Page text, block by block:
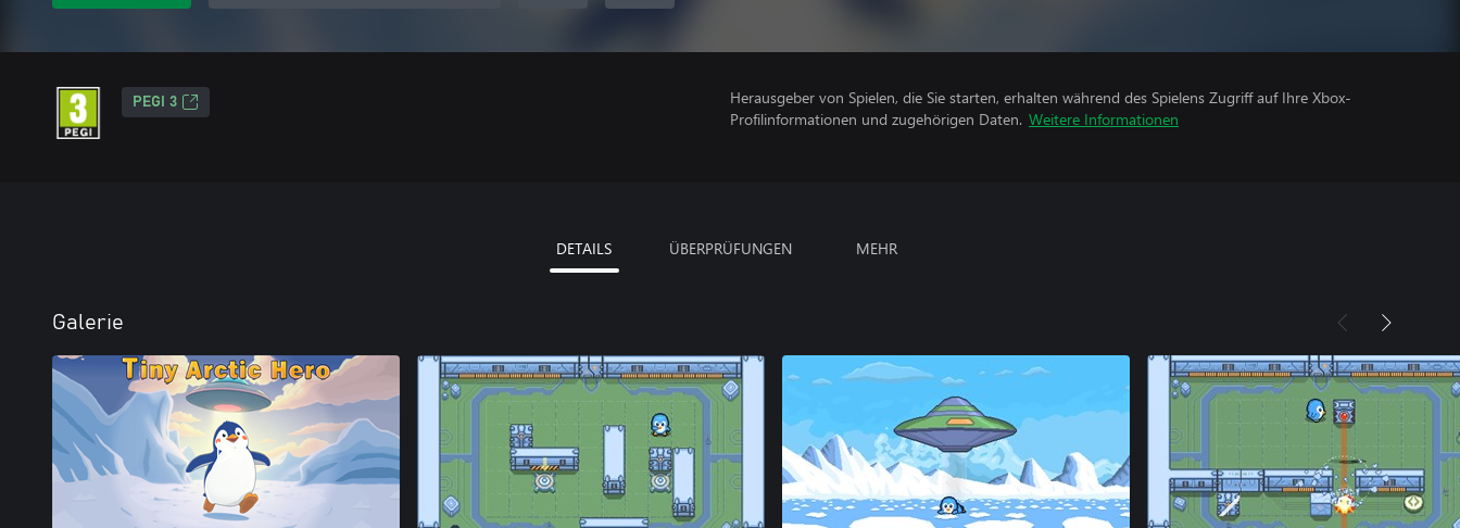
PEGI 3
Herausgeber von Spielen, die Sie starten, erhalten während des Spielens Zugriff auf Ihre Xbox-
Profilinformationen und zugehörigen Daten. Weitere Informationen
DETAILS ÜBERPRÜFUNGEN MEHR
Galerie